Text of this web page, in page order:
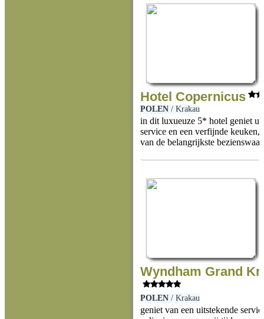
Hotel Copernicus
POLEN/ Krakau
in dit luxueuze 5* hotel geniet u
service en een verfijnde keuken,
van de belangrijkste
Wyndham Grand
POLEN/ Krakau
geniet van een uitstekende